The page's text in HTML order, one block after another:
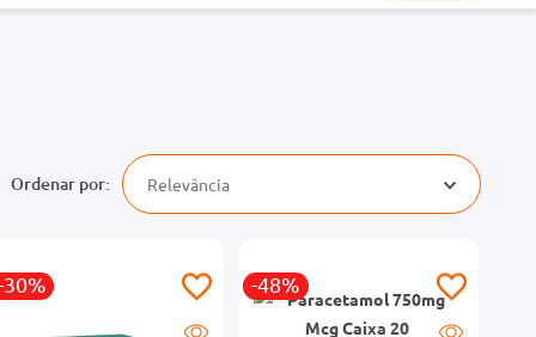
Relevância
30% -48%